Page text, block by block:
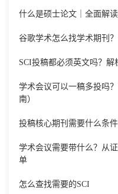
什么是硕士论文｜全面解
谷歌学术怎么找学术期刊
SCI投稿都必须英文吗？
学术会议可以一稿多投吗
南）
投稿核心期刊需要什么条
学术会议需要带什么？从
单
怎么查找需要的SCI